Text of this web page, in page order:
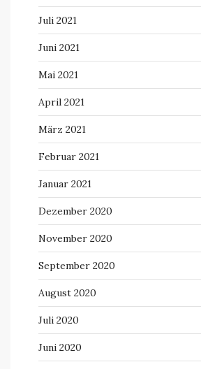
Juli 2021
Juni 2021
Mai 2021
April 2021
März 2021
Februar 2021
Januar 2021
Dezember 2020
November 2020
September 2020
August 2020
Juli 2020
Juni 2020